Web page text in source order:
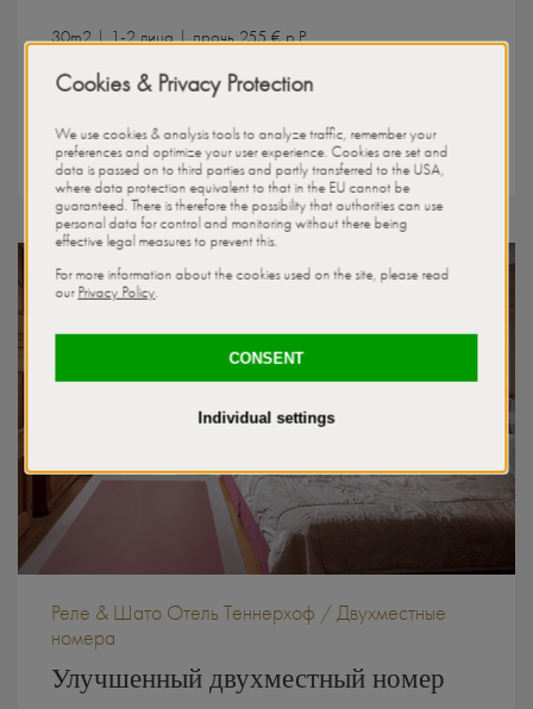
30m2 | 1-2 лица | прочь 255 € p.P.
Подробности о номере
Забронировать
Реле & Шато Отель Теннерхоф / Двухместные
номера
Улучшенный двухместный номер